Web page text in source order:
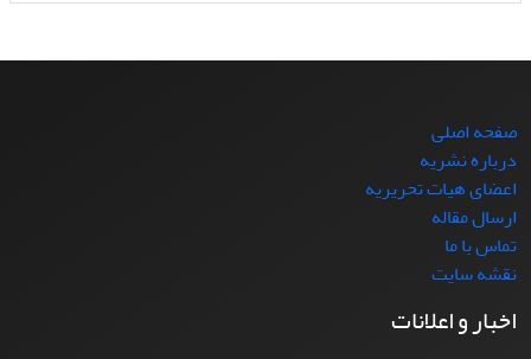
صفحه اصلی
درباره نشریه
اعضای هیات تحریریه
ارسال مقاله
تماس با ما
نقشه سایت
اخبار و اعلانات